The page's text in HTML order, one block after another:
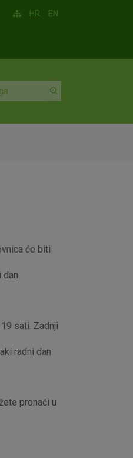
HR EN
će biti
dan
sati. Zadnji
radni dan
pronaći u